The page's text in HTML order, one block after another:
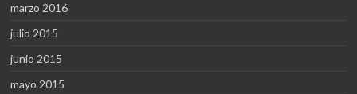
marzo 2016
julio 2015
junio 2015
mayo 2015